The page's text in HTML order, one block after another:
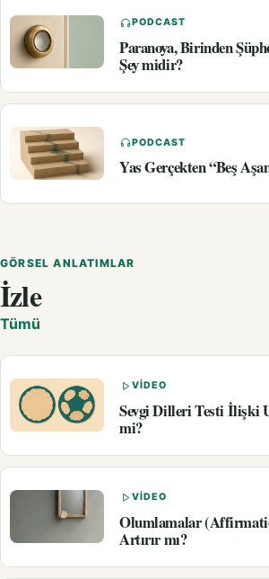
PODCAST
Paranoya, Birinden
Şey midir?
PODCAST
Yas Gerçekten “Beş
GÖRSEL ANLATIMLAR
İzle
Tümü
VIDEO
Sevgi Dilleri Testi İlişki
mi?
VIDEO
Olumlamalar
Artırır mı?